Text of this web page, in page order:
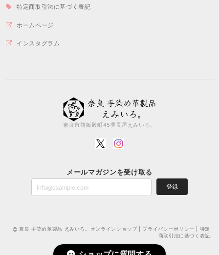
特定商取引法に基づく表記
ホームページ
インスタグラム
奈良市餅飯殿町45夢長屋えみいろ。
メールマガジンを受け取る
登録
奈良 手染め革製品 えみいろ。オンラインショップ | プライバシーポリシー
特定
商取引法に基づく表記